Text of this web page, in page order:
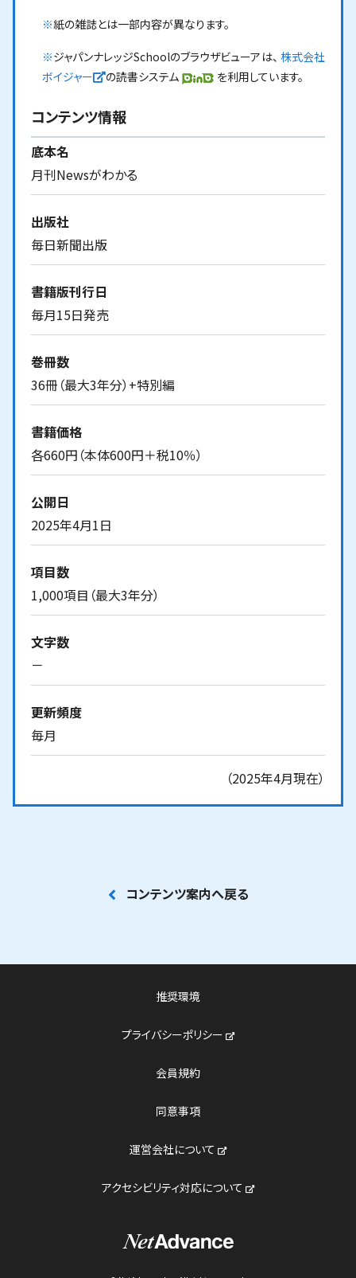
※紙の雑誌とは一部内容が異なります。
※ジャパンナレッジSchoolのブラウザビューアは、 株式会社
ボイジャー
新しいウィンドウで開く
の読書システム を利用しています。
コンテンツ情報
底本名
月刊Newsがわかる
出版社
毎日新聞出版
書籍版刊行日
毎月15日発売
巻冊数
36冊（最大3年分）+特別編
書籍価格
各660円（本体600円＋税10％）
公開日
2025年4月1日
項目数
1,000項目（最大3年分）
文字数
－
更新頻度
毎月
（2025年4月現在）
コンテンツ案内へ戻る
推奨環境
プライバシーポリシー 新しいウィンドウで開く
会員規約
同意事項
運営会社について 新しいウィンドウで開く
アクセシビリティ対応について 新しいウィンドウで開